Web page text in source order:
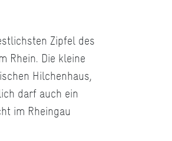
Zipfel des
Rhein. Die kleine
Hilchenhaus,
darf auch ein
im Rheingau